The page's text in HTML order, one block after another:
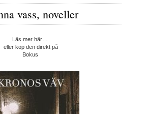
vass, noveller
Läs mer här…
eller köp den direkt på
Bokus